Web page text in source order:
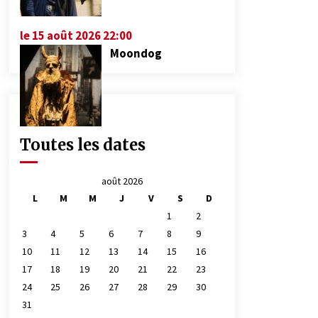
le 15 août 2026 22:00
Moondog
Toutes les dates
août 2026
L
M M J V S
D
1
2
3
4 5 6 7 8
9
10
11 12 13 14 15
16
17
18 19 20 21 22
23
24
25 26 27 28 29
30
31